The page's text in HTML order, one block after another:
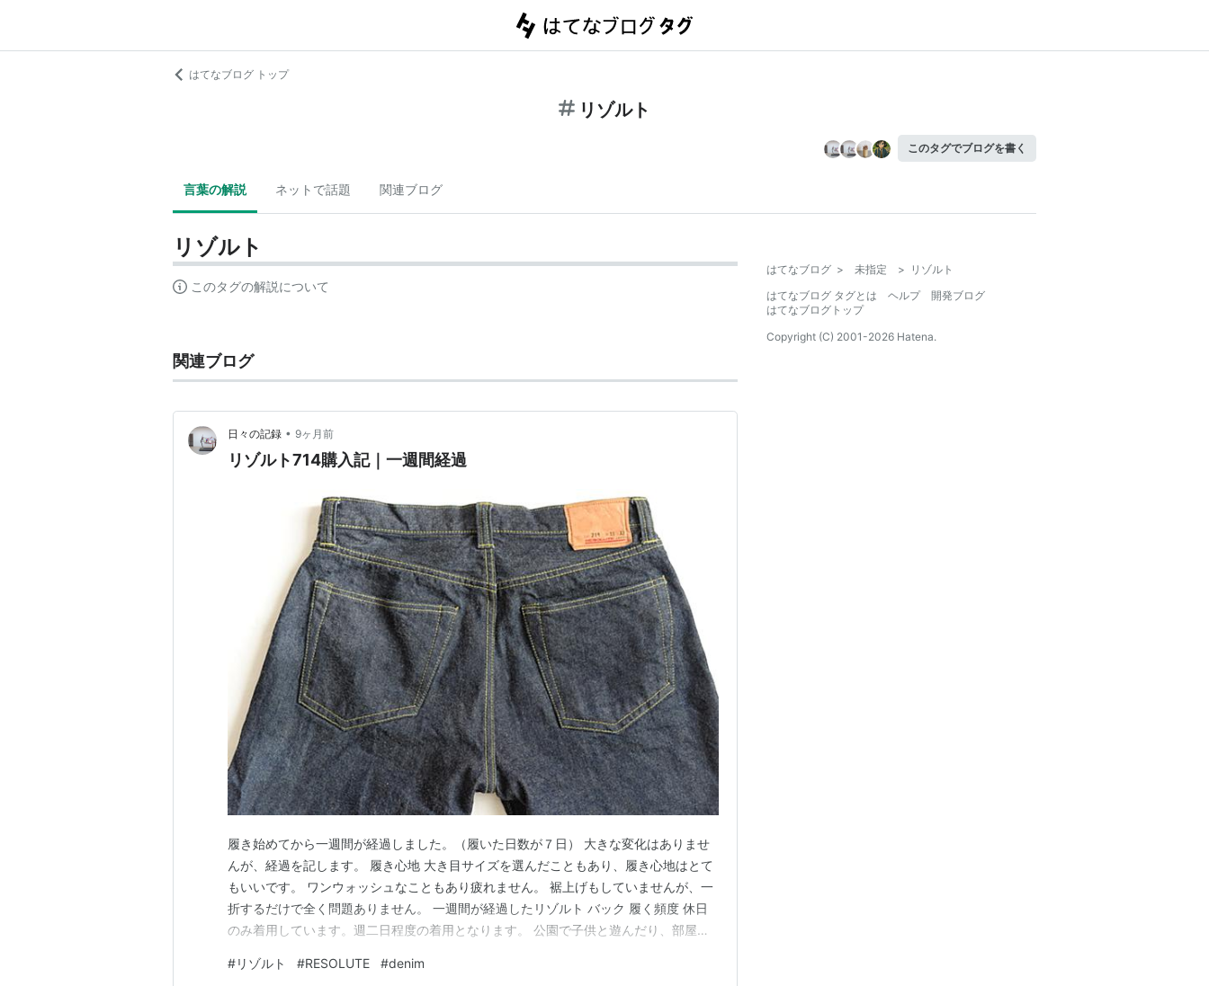
はてなブログ トップ
リゾルト
このタグでブログを書く
言葉の解説 ネットで話題 関連ブログ
リゾルト
このタグの解説について
関連ブログ
日々の記録 • 9ヶ月前
リゾルト714購入記｜一週間経過
履き始めてから一週間が経過しました。（履いた日数が７日） 大きな変化はありませ
んが、経過を記します。 履き心地 大き目サイズを選んだこともあり、履き心地はとて
もいいです。 ワンウォッシュなこともあり疲れません。 裾上げもしていませんが、一
折するだけで全く問題ありません。 一週間が経過したリゾルト バック 履く頻度 休日
のみ着用しています。週二日程度の着用となります。 公園で子供と遊んだり、部屋で
週間が経過したリゾルト フロント 膝裏 膝裏 少し皺が付き始めた程度です。 これから
#リゾルト #RESOLUTE #denim
はてなブログ > 未指定 >
リゾルト
はてなブログ タグとは
ヘルプ
開発ブログ
はてなブログトップ
Copyright (C) 2001-2026 Hatena.